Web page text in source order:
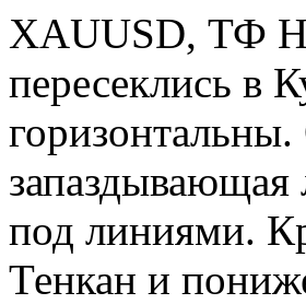
XAUUSD, ТФ
пересеклись в
запаздывающая
под линиями.
Тенкан и